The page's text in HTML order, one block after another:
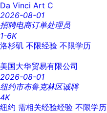
Da Vinci Art C
2026-08-01
招聘电商订单处理员
1-6K
洛杉矶 不限经验 不限学历
美国大华贸易有限公司
2026-08-01
纽约市布鲁克林区诚聘
4K
纽约 需相关经验经验 不限学历